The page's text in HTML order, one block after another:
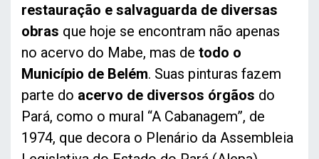
restauração e salvaguarda de diversas
obras que hoje se encontram não apenas
no acervo do Mabe, mas de todo o
Município de Belém. Suas pinturas fazem
parte do acervo de diversos órgãos do
Pará, como o mural “A Cabanagem”, de
1974, que decora o Plenário da Assembleia